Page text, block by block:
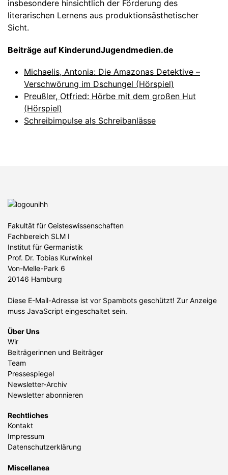
insbesondere hinsichtlich der Förderung des
literarischen Lernens aus produktionsästhetischer
Sicht.
Beiträge auf KinderundJugendmedien.de
Michaelis, Antonia: Die Amazonas Detektive –
Verschwörung im Dschungel (Hörspiel)
Preußler, Otfried: Hörbe mit dem großen Hut
(Hörspiel)
Schreibimpulse als Schreibanlässe
Fakultät für Geisteswissenschaften
Fachbereich SLM I
Institut für Germanistik
Prof. Dr. Tobias Kurwinkel
Von-Melle-Park 6
20146 Hamburg
Diese E-Mail-Adresse ist vor Spambots geschützt! Zur Anzeige
muss JavaScript eingeschaltet sein.
Über Uns
Wir
Beiträgerinnen und Beiträger
Team
Pressespiegel
Newsletter-Archiv
Newsletter abonnieren
Rechtliches
Kontakt
Impressum
Datenschutzerklärung
Miscellanea